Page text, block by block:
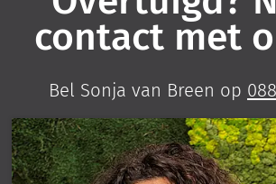
contact met
Bel Sonja van Breen op